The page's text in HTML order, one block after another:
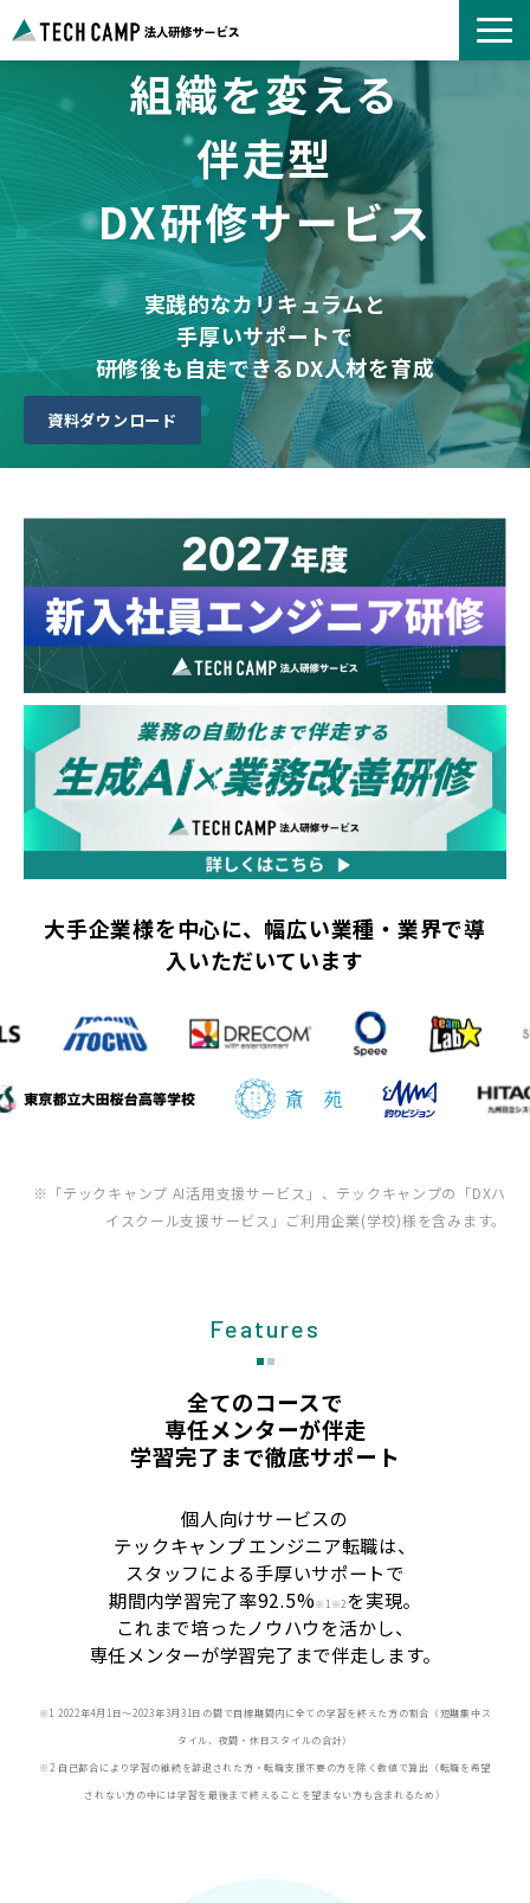
よくあるご質問
お知らせ
事例紹介一覧
コース一覧
選ばれる理由
パートナー募集
組織を変える
伴走型
DX研修サービス
実践的なカリキュラムと
手厚いサポートで
研修後も自走できるDX人材を育成
資料ダウンロード
大手企業様を中心に、幅広い業種・業界で導
入いただいています
※「テックキャンプ AI活用支援サービス」、テックキャンプの「DXハ
イスクール支援サービス」ご利用企業(学校)様を含みます。
Features
全てのコースで
専任メンターが伴走
学習完了まで徹底サポート
個人向けサービスの
テックキャンプ エンジニア転職は、
スタッフによる手厚いサポートで
期間内学習完了率92.5%※ 1※2を実現。
これまで培ったノウハウを活かし、
専任メンターが学習完了まで伴走します。
※1 2022年4月1日〜2023年3月31日の間で目標期間内に全ての学習を終えた方の割合（短期集中ス
タイル、夜間・休日スタイルの合計）
※2 自己都合により学習の継続を辞退された方・転職支援不要の方を除く数値で算出（転職を希望
されない方の中には学習を最後まで終えることを望まない方も含まれるため）